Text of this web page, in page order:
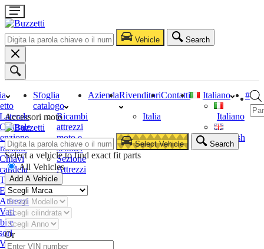
Vehicle Search
Laterale
Centrale
Chiavi
candela
Tester
Estrattori
Attrezzi
Vari
e
Vari
Sfoglia
catalogo
Ricambi
attrezzi
moto e
scooter
Sezione
Attrezzi
AziendaRivenditori
Italia
Contatti Italiano
Italiano
English
#
Accessori moto
Select Vehicle Search
Select a vehicle to find exact fit parts
All Vehicles
Add A Vehicle
Or